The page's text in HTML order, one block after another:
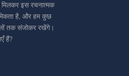
इस रचनात्मक
है, और हम कुछ
तक संजोकर रखेंगे।
हैं?